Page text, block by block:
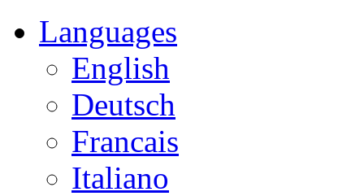
Languages
English
Deutsch
Francais
Italiano